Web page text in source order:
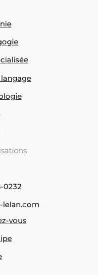
0232
lelan.com
vous